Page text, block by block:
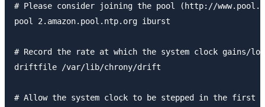
# Please consider joining the pool (http://
pool 2.amazon.pool.ntp.org iburst
# Record the rate at which the system clock gains/
driftfile /var/lib/chrony/drift
# Allow the system clock to be stepped in the first